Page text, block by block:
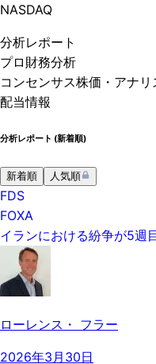
NASDAQ
分析レポート
プロ 財務分析
コンセンサス株価 ・アナ
配当情報
分析レポート (新着順)
新着順 人気順
FDS
FOXA
イランにおける紛争が5
ローレンス・ フラー
2026年3月30日